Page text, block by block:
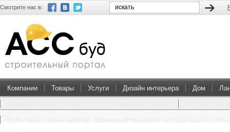
Смотрите нас в:
Компании Товары Услуги Дизайн интерьера Дом